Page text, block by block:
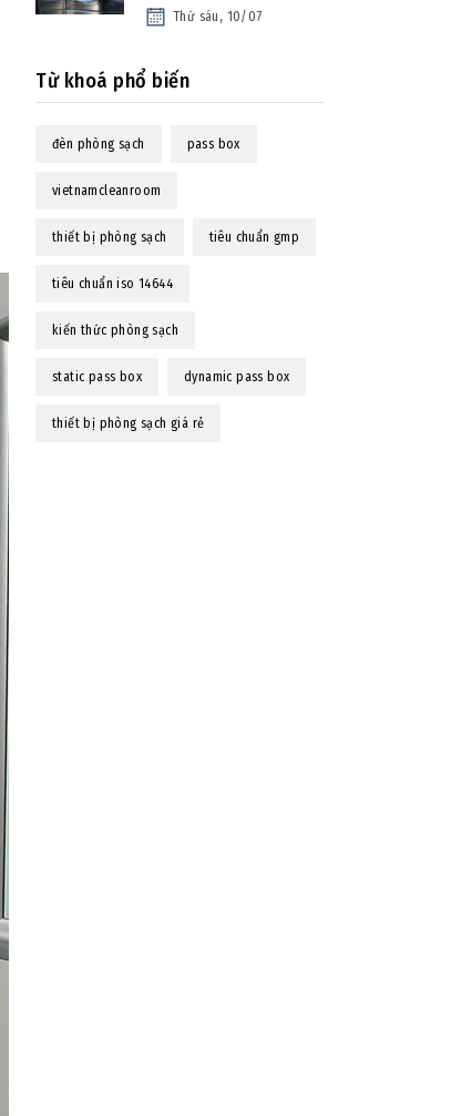
Thứ sáu, 10/07
Từ khoá phổ biến
đèn phòng sạch pass box
vietnamcleanroom
thiết bị phòng sạch tiêu chuẩn gmp
tiêu chuẩn iso 14644
kiến thức phòng sạch
static pass box dynamic pass box
thiết bị phòng sạch giá rẻ